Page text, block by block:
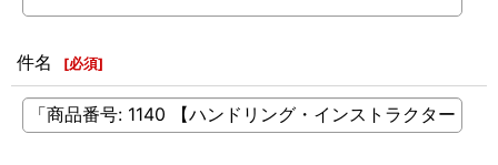
件名 [必須]